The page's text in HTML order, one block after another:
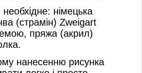
німецька
(страмін) Zweigart
пряжа (акрил)
нанесенню рисунка